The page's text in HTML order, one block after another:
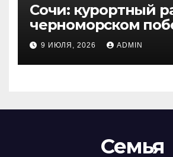
Сочи: курортный
черноморском
9 ИЮЛЯ, 2026 ADMIN
Семья